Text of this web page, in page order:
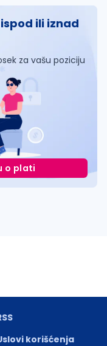
ili iznad
za vašu poziciju
o plati
korišćenja